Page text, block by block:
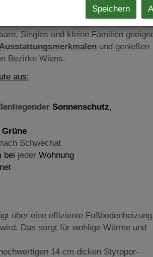
bietet Ihnen
Singles und kleine Familien
und genießen
Bezirke Wiens.
aus:
Sonnenschutz,
nach Schwechat
bei jeder Wohnung
über eine effiziente Fußbodenheizung,
Das sorgt für wohlige Wärme und
14 cm dicken Styropor-
Speichern